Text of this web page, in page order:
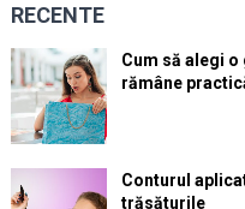
RECENTE
Cum să alegi
rămâne
Conturul
trăsăturile